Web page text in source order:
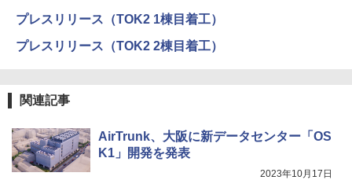
プレスリリース（TOK2 1棟目着工）
プレスリリース（TOK2 2棟目着工）
関連記事
AirTrunk、大阪に新データセンター「OS
K1」開発を発表
2023年10月17日